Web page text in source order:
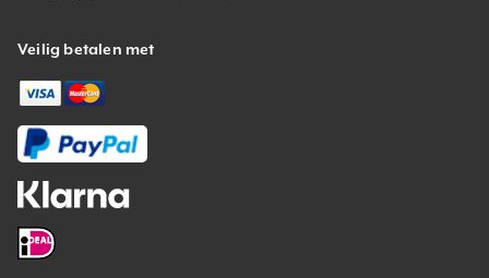
Veilig betalen met